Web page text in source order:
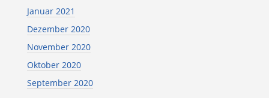
Januar 2021
Dezember 2020
November 2020
Oktober 2020
September 2020